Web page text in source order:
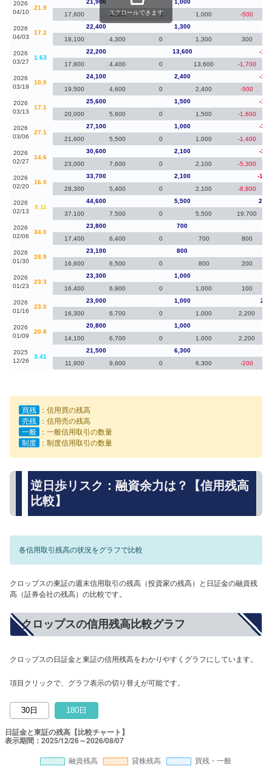
2026
04/10
21.9
21,900 1,000
17,600
4,300 0 1,000 -500
2026
04/03
17.2
22,400 1,300
18,100
4,300 0 1,300 300
2026
03/27
1.63
22,200 13,600
-
17,800
4,400 0 13,600 -1,700
2026
03/19
10.0
24,100 2,400
-
19,500
4,600 0 2,400 -500
2026
03/13
17.1
25,600 1,500
-
20,000
5,600 0 1,500 -1,600
2026
03/06
27.1
27,100 1,000
-
21,600
5,500 0 1,000 -1,400
2026
02/27
14.6
30,600 2,100
-
23,000
7,600 0 2,100 -5,300
2026
02/20
16.0
33,700 2,100
-
28,300
5,400 0 2,100 -8,800
2026
02/13
8.11
44,600 5,500
37,100
7,500 0 5,500 19,700
2026
02/06
34.0
23,800 700
17,400
6,400 0 700 800
2026
01/30
28.9
23,100 800
16,600
6,500 0 800 200
2026
01/23
23.3
23,300 1,000
16,400
6,900 0 1,000 100
2026
01/16
23.0
23,000 1,000
16,300
6,700 0 1,000 2,200
2026
01/09
20.8
20,800 1,000
14,100
6,700 0 1,000 2,200
2025
12/26
3.41
21,500 6,300
11,900
9,600 0 6,300 -200
スクロールできます
買残
：信用買の残高
売残
：信用売の残高
一般
：一般信用取引の数量
制度
：制度信用取引の数量
逆日歩リスク：融資余力は？【信用残高
比較】
各信用取引残高の状況をグラフで比較
クロップスの東証の週末信用取引の残高（投資家の残高）と日証金の融資残
高（証券会社の残高）の比較です。
クロップスの信用残高比較グラフ
クロップスの日証金と東証の信用残高をわかりやすくグラフにしています。
項目クリックで、グラフ表示の切り替えが可能です。
30日 180日